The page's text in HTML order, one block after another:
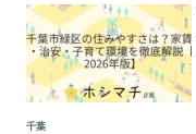
千葉